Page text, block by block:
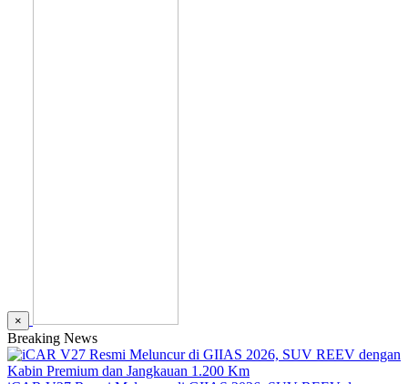
×
Breaking News